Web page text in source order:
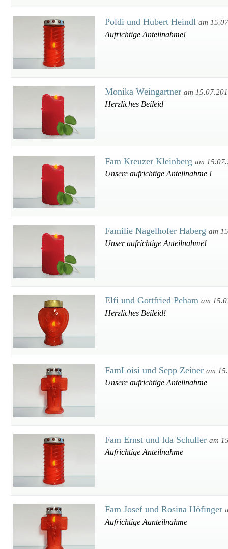
Poldi und Hubert Heindl am
Aufrichtige Anteilnahme!
Monika Weingartner am
Herzliches Beileid
Fam Kreuzer Kleinberg am
Unsere aufrichtige Anteilnahme !
Familie Nagelhofer Haberg am
Unser aufrichtige Anteilnahme!
Elfi und Gottfried Peham am
Herzliches Beileid!
FamLoisi und Sepp Zeiner am
Unsere aufrichtige Anteilnahme
Fam Ernst und Ida Schuller am
Aufrichtige Anteilnahme
Fam Josef und Rosina Höfinger
Aufrichtige Aanteilnahme